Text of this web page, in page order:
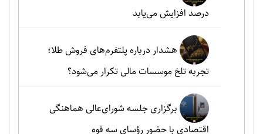
درصد افزایش می‌یابد
هشدار درباره پلتفرم‌های فروش طلا؛
تجربه تلخ موسسات مالی تکرار می‌شود؟
برگزاری جلسه شورای‌عالی هماهنگی
اقتصادی با حضور رؤسای سه قوه